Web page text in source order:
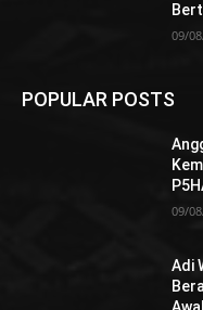
09/
POPULAR POSTS
09/
Adi